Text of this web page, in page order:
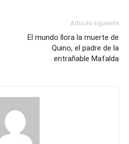
Artículo siguiente
El mundo llora la muerte de
Quino, el padre de la
entrañable Mafalda